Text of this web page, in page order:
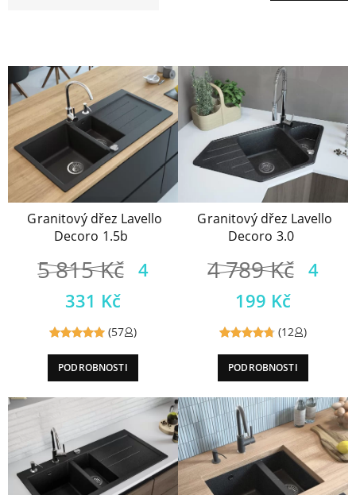
dotek, předchází vzniku pórů a usnadňuje čištění dřezu.
Granitový dřez Lavello
Decoro 1.5b
5 815Kč
4
331 Kč
out of
(57 )
PODROBNOSTI
Granitový dřez Lavello
Decoro 3.0
4 789Kč
4
199 Kč
4.83out
(12 )
PODROBNOSTI